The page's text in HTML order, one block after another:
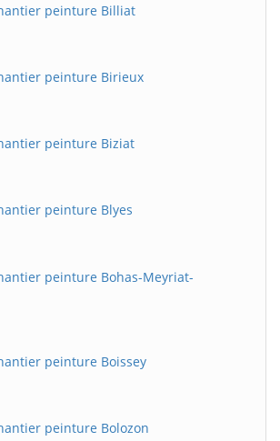
peinture Billiat
peinture Birieux
peinture Biziat
peinture Blyes
peinture Bohas-Meyriat-
peinture Boissey
peinture Bolozon